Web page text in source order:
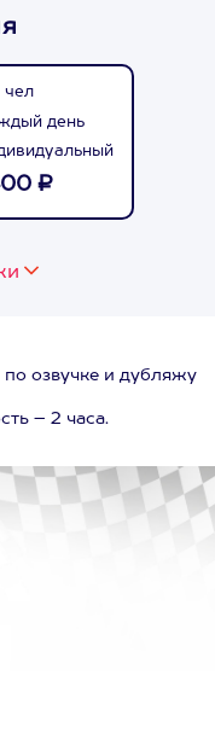
чел
день
₽
озвучке и дубляжу
– 2 часа.